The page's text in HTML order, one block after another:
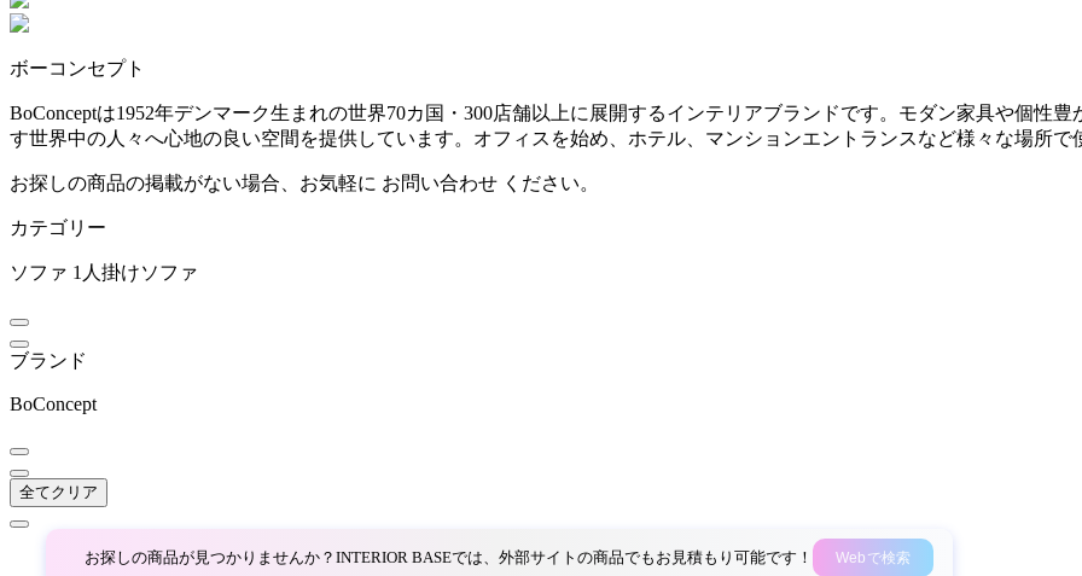
AZUMAYA
アズマヤ
B-LINE
ビーライン
bellacontte
BoConcept
ボーコンセプト
mm
ボーコンセプト
BoConceptは1952年デンマーク生まれの世界70カ国・300店舗以上に展開するインテリアブランドです。モダン家具や個性
す世界中の人々へ心地の良い空間を提供しています。オフィスを始め、ホテル、マンションエントランスなど様々な場所で
お探しの商品の掲載がない場合、お気軽に お問い合わせ ください。
カテゴリー
ソファ 1人掛けソファ
ブランド
BoConcept
全てクリア
お探しの商品が見つかりませんか？INTERIOR BASEでは、外部サイトの商品でもお見積もり可能です！ Webで検索